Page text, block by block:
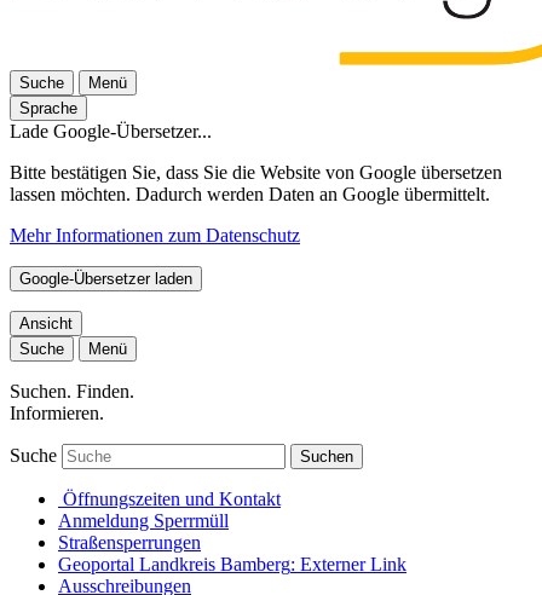
Suche
Menü
Sprache
Lade Google-Übersetzer...
Bitte bestätigen Sie, dass Sie die Website von Google übersetzen
lassen möchten. Dadurch werden Daten an Google übermittelt.
Mehr Informationen zum Datenschutz
Google-Übersetzer laden
Ansicht
Suche
Menü
Suchen. Finden.
Informieren.
Suche Suchen
Öffnungszeiten und Kontakt
Anmeldung Sperrmüll
Straßensperrungen
Geoportal Landkreis Bamberg: Externer Link
Ausschreibungen